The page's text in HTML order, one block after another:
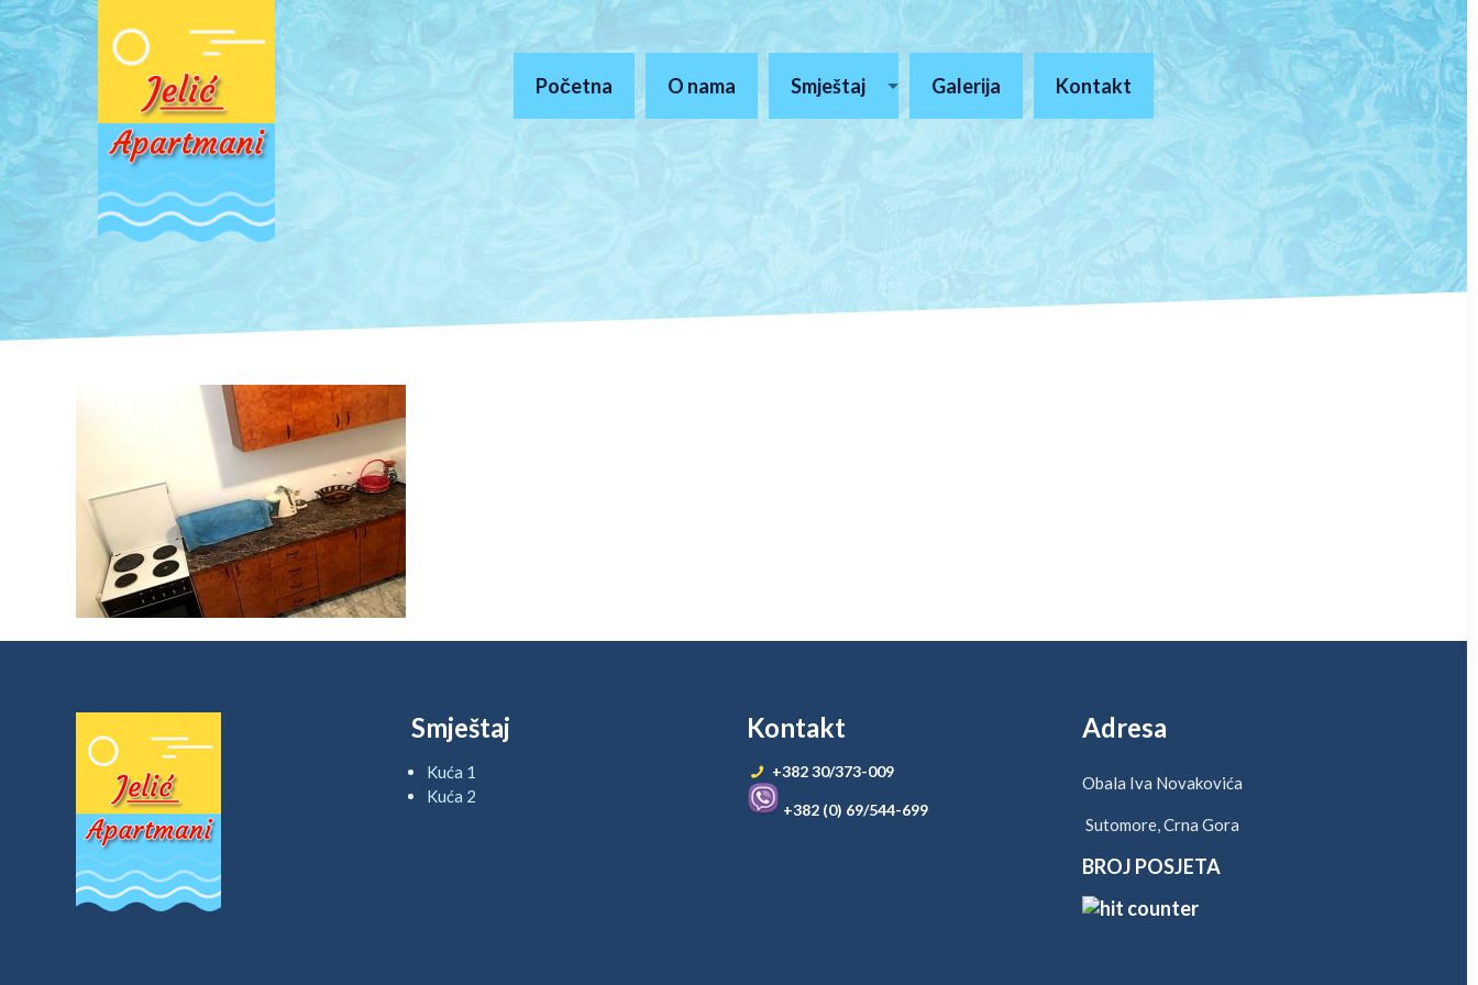
Početna O nama Smještaj Galerija Kontakt
Smještaj
Kuća 1
Kuća 2
Kontakt
+382 30/373-009
+382 (0) 69/544-699
Adresa
Obala Iva Novakovića
Sutomore, Crna Gora
BROJ POSJETA